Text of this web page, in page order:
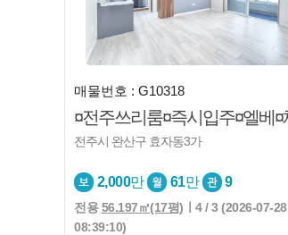
매물번호 : G10318
전주시 완산구 효자동3가
2,000만 61만 9
전용56.197㎡(17평) ㅣ4 / 3 (2026-07-28
08:39:10)